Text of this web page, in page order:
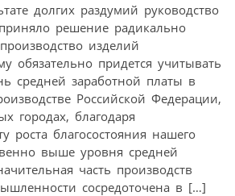
долгих раздумий руководство
решение радикально
изделий
обязательно придется учитывать
средней заработной платы в
Российской Федерации,
городах, благодаря
роста благосостояния нашего
выше уровня средней
часть производств
сосредоточена в […]